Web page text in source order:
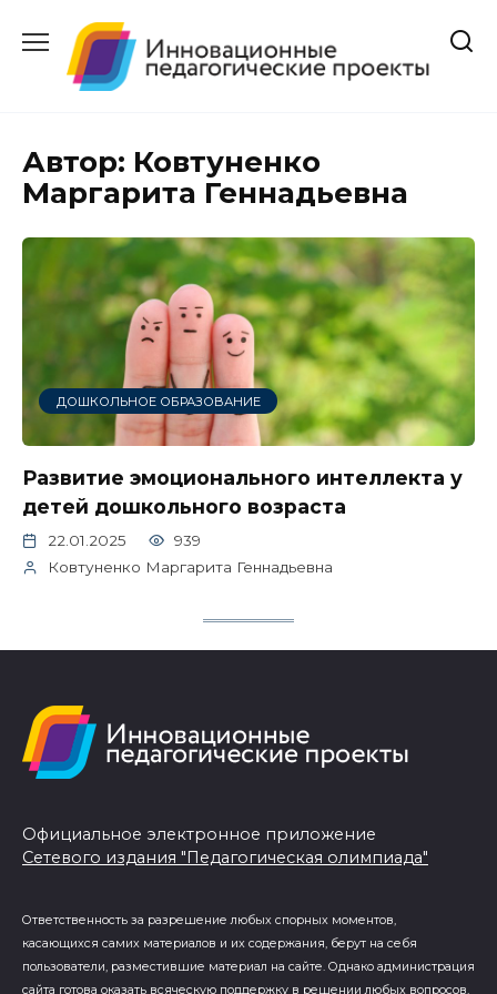
содержанию
Автор: Ковтуненко
Маргарита Геннадьевна
ДОШКОЛЬНОЕ ОБРАЗОВАНИЕ
Развитие эмоционального интеллекта у
детей дошкольного возраста
22.01.2025
939
Ковтуненко Маргарита Геннадьевна
Официальное электронное приложение
Сетевого издания "Педагогическая олимпиада"
Ответственность за разрешение любых спорных моментов,
касающихся самих материалов и их содержания, берут на себя
пользователи, разместившие материал на сайте. Однако администрация
сайта готова оказать всяческую поддержку в решении любых вопросов,